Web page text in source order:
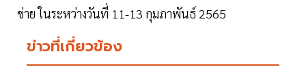
ข่าย ในระหว่างวันที่ 11-13 กุมภาพันธ์ 2565
ข่าวที่เกี่ยวข้อง